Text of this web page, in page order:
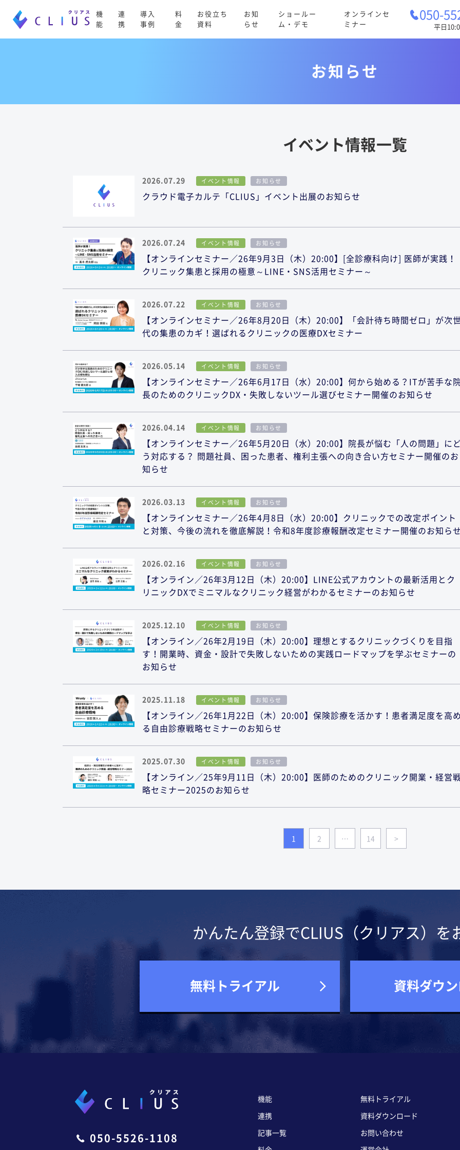
機
能
連
携
導入
事例
料
金
お役立ち
資料
お知
らせ
ショールー
ム・デモ
オンラインセ
ミナー
050-
平日
お知らせ
イベント情報一覧
2026.07.29 イベント情報 お知らせ
クラウド電子カルテ「CLIUS」イベント出展のお知らせ
2026.07.24 イベント情報 お知らせ
【オンラインセミナー／26年9月3日（木）20:00】[全診療科向け] 医師が実践！
クリニック集患と採用の極意～LINE・SNS活用セミナー～
2026.07.22 イベント情報 お知らせ
【オンラインセミナー／26年8月20日（木）20:00】「会計待ち時間ゼロ」が次
代の集患のカギ！選ばれるクリニックの医療DXセミナー
2026.05.14 イベント情報 お知らせ
【オンラインセミナー／26年6月17日（水）20:00】何から始める？ITが苦手な
長のためのクリニックDX・失敗しないツール選びセミナー開催のお知らせ
2026.04.14 イベント情報 お知らせ
【オンラインセミナー／26年5月20日（水）20:00】院長が悩む「人の問題」に
う対応する？ 問題社員、困った患者、権利主張への向き合い方セミナー開催のお
知らせ
2026.03.13 イベント情報 お知らせ
【オンラインセミナー／26年4月8日（水）20:00】クリニックでの改定ポイント
と対策、今後の流れを徹底解説！令和8年度診療報酬改定セミナー開催のお知ら
2026.02.16 イベント情報 お知らせ
【オンライン／26年3月12日（木）20:00】LINE公式アカウントの最新活用とク
リニックDXでミニマルなクリニック経営がわかるセミナーのお知らせ
2025.12.10 イベント情報 お知らせ
【オンライン／26年2月19日（木）20:00】理想とするクリニックづくりを目指
す！開業時、資金・設計で失敗しないための実践ロードマップを学ぶセミナーの
お知らせ
2025.11.18 イベント情報 お知らせ
【オンライン／26年1月22日（木）20:00】保険診療を活かす！患者満足度を高
る自由診療戦略セミナーのお知らせ
2025.07.30 イベント情報 お知らせ
【オンライン／25年9月11日（木）20:00】医師のためのクリニック開業・経営
略セミナー2025のお知らせ
1 2 … 14 >
かんたん登録でCLIUS（クリアス）を
無料トライアル 資料ダウ
050-5526-1108
機能
連携
記事一覧
無料トライアル
資料ダウンロード
お問い合わせ